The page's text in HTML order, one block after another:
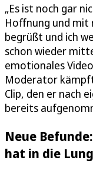
„Es ist noch gar
Hoffnung und mit
begrüßt und ich
schon wieder
emotionales
Moderator
Clip, den er nach
bereits
Neue
hat in die